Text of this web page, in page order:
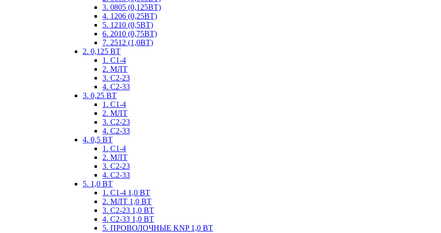
3. 0805 (0,125ВТ)
4. 1206 (0,25ВТ)
5. 1210 (0,5ВТ)
6. 2010 (0,75ВТ)
7. 2512 (1,0ВТ)
2. 0,125 ВТ
1. С1-4
2. МЛТ
3. С2-23
4. С2-33
3. 0,25 ВТ
1. С1-4
2. МЛТ
3. С2-23
4. С2-33
4. 0,5 ВТ
1. С1-4
2. МЛТ
3. С2-23
4. С2-33
5. 1,0 ВТ
1. С1-4 1,0 ВТ
2. МЛТ 1,0 ВТ
3. С2-23 1,0 ВТ
4. С2-33 1,0 ВТ
5. ПРОВОЛОЧНЫЕ KNP 1,0 ВТ